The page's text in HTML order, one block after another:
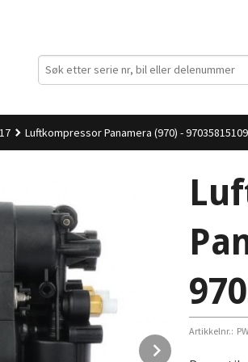
Luftkompressor Panamera (970) - 97035815109
Artikkelnr.: